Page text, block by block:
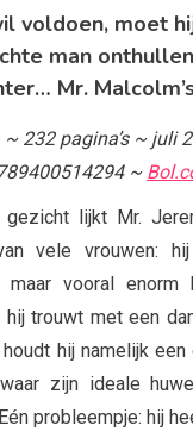
voldoen, moet
man
Mr.
~ 232 pagina’s ~ juli
~
lijkt Mr.
vele vrouwen:
maar vooral enorm
hij trouwt met een
hij namelijk
zijn ideale
probleempje: hij